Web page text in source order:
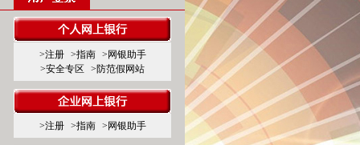
>注册 >指南
>网银助手
>安全专区
>防范假网站
>注册 >指南 >网银助手